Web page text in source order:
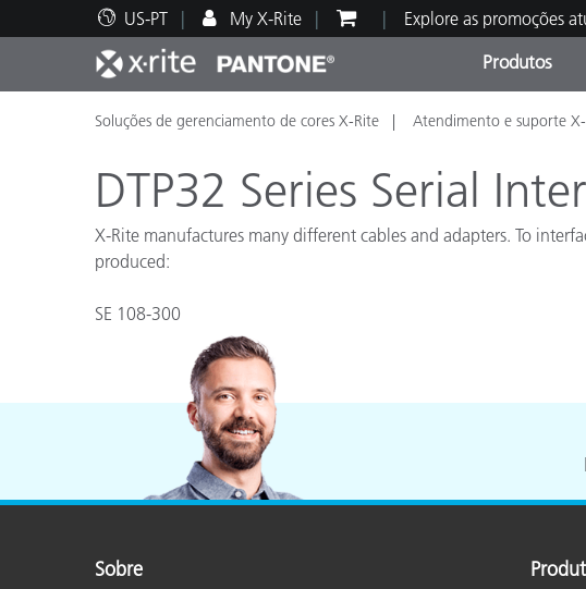
US-PT My X-Rite Explore as promoções
Produtos
Principais produtos Categoria de
Impressão e Embalagem
Automotiva
Plásticos
Tintas e
Manufatura de
Suporte Técnico Serviço de
Recursos Educacionais Formação
Soluções de gerenciamento de cores X-Rite Atendimento e suporte
DTP32 Series Serial
X-Rite manufactures many different cables and adapters. To
produced:
SE 108-300
Sobre